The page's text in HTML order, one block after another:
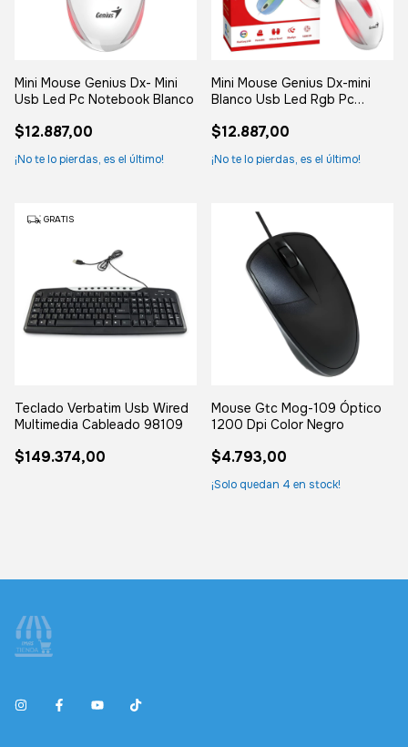
Mini Mouse Genius Dx- Mini
Usb Led Pc Notebook Blanco
$12.887,00
¡No te lo pierdas, es el último!
Mini Mouse Genius Dx-mini
Blanco Usb Led Rgb Pc
$12.887,00
¡No te lo pierdas, es el último!
GRATIS
Teclado Verbatim Usb Wired
Multimedia Cableado 98109
$149.374,00
Mouse Gtc Mog-109 Óptico
1200 Dpi Color Negro
$4.793,00
¡Solo quedan 4 en stock!